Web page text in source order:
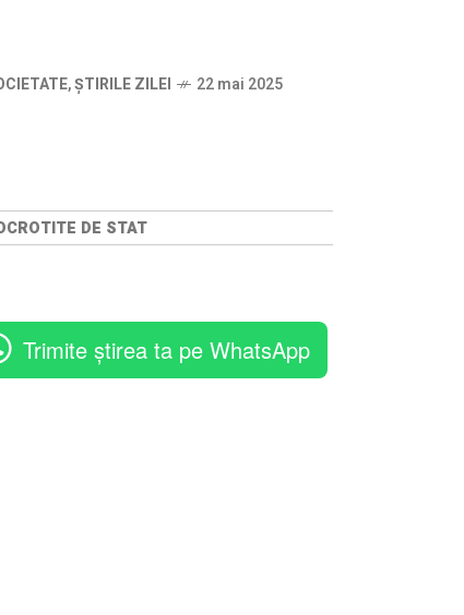
,ȘTIRILE ZILEI 22 mai 2025
DE STAT
Trimite știrea ta pe WhatsApp